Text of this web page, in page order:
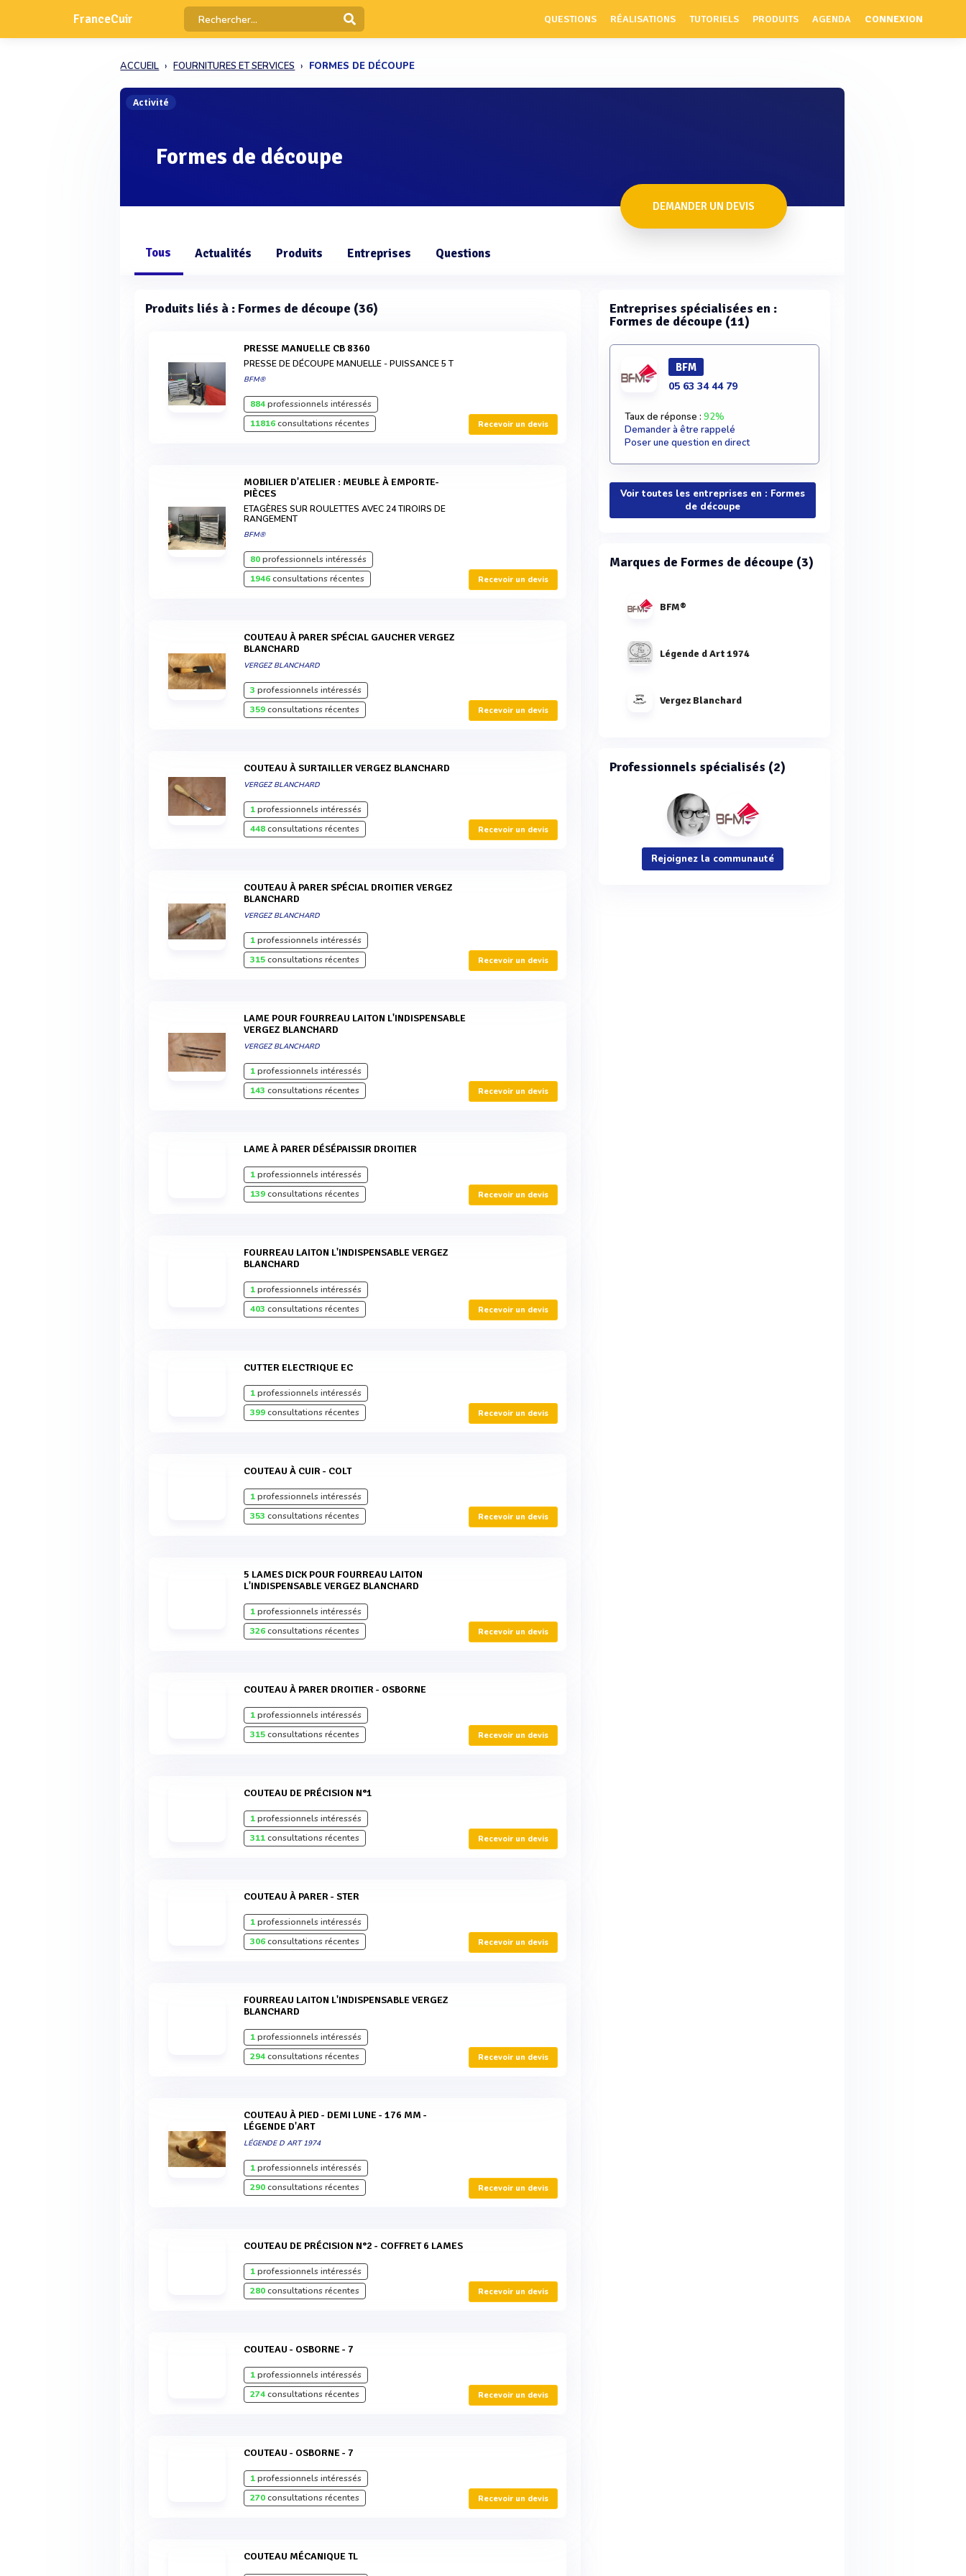
FranceCuir QUESTIONS RÉALISATIONS TUTORIELS PRODUITS AGENDA CONNEXION
ACCUEIL FOURNITURES ET SERVICES FORMES DE DÉCOUPE
Activité
Formes de découpe
DEMANDER UN DEVIS
Tous Actualités Produits Entreprises Questions
Produits liés à : Formes de découpe (36)
PRESSE MANUELLE CB 8360
PRESSE DE DÉCOUPE MANUELLE - PUISSANCE 5 T
BFM®
884professionnels intéressés
11816consultations récentes Recevoir un devis
MOBILIER D'ATELIER : MEUBLE À EMPORTE-
PIÈCES
ETAGÈRES SUR ROULETTES AVEC 24 TIROIRS DE
RANGEMENT
BFM®
80professionnels intéressés
1946consultations récentes Recevoir un devis
COUTEAU À PARER SPÉCIAL GAUCHER VERGEZ
BLANCHARD
VERGEZ BLANCHARD
3 professionnels intéressés
359consultations récentes Recevoir un devis
COUTEAU À SURTAILLER VERGEZ BLANCHARD
VERGEZ BLANCHARD
1professionnels intéressés
448consultations récentes Recevoir un devis
COUTEAU À PARER SPÉCIAL DROITIER VERGEZ
BLANCHARD
VERGEZ BLANCHARD
1professionnels intéressés
315consultations récentes Recevoir un devis
LAME POUR FOURREAU LAITON L'INDISPENSABLE
VERGEZ BLANCHARD
VERGEZ BLANCHARD
1professionnels intéressés
143 consultations récentes Recevoir un devis
LAME À PARER DÉSÉPAISSIR DROITIER
1professionnels intéressés
139consultations récentes Recevoir un devis
FOURREAU LAITON L'INDISPENSABLE VERGEZ
BLANCHARD
1professionnels intéressés
403 consultations récentes Recevoir un devis
CUTTER ELECTRIQUE EC
1professionnels intéressés
399consultations récentes Recevoir un devis
COUTEAU À CUIR - COLT
1professionnels intéressés
353 consultations récentes Recevoir un devis
5 LAMES DICK POUR FOURREAU LAITON
L'INDISPENSABLE VERGEZ BLANCHARD
1professionnels intéressés
326consultations récentes Recevoir un devis
COUTEAU À PARER DROITIER - OSBORNE
1professionnels intéressés
315consultations récentes Recevoir un devis
COUTEAU DE PRÉCISION N°1
1professionnels intéressés
311consultations récentes Recevoir un devis
COUTEAU À PARER - STER
1professionnels intéressés
306consultations récentes Recevoir un devis
FOURREAU LAITON L'INDISPENSABLE VERGEZ
BLANCHARD
1professionnels intéressés
294consultations récentes Recevoir un devis
COUTEAU À PIED - DEMI LUNE - 176 MM -
LÉGENDE D'ART
LÉGENDE D ART 1974
1professionnels intéressés
290consultations récentes Recevoir un devis
COUTEAU DE PRÉCISION N°2 - COFFRET 6 LAMES
1professionnels intéressés
280consultations récentes Recevoir un devis
COUTEAU - OSBORNE - 7
1professionnels intéressés
274consultations récentes Recevoir un devis
COUTEAU - OSBORNE - 7
1professionnels intéressés
270consultations récentes Recevoir un devis
COUTEAU MÉCANIQUE TL
Entreprises spécialisées en :
Formes de découpe (11)
BFM
05 63 34 44 79
Taux de réponse : 92%
Demander à être rappelé
Poser une question en direct
Voir toutes les entreprises en : Formes
de découpe
Marques de Formes de découpe (3)
BFM®
Légende d Art 1974
Vergez Blanchard
Professionnels spécialisés (2)
Rejoignez la communauté